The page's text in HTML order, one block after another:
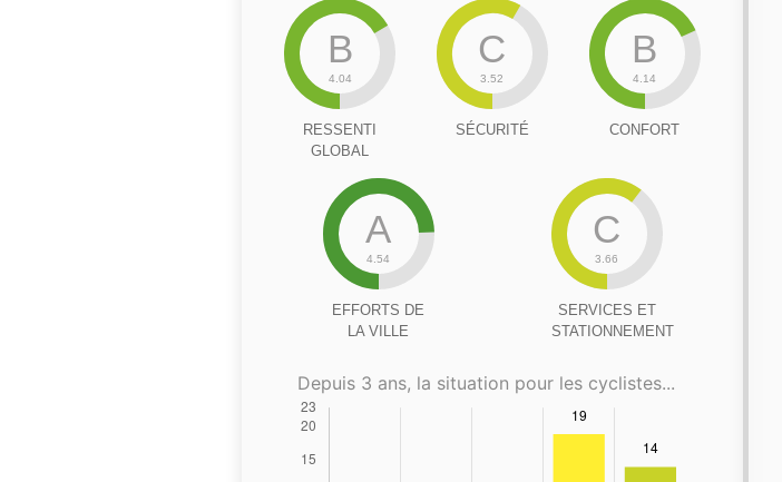
B
4.04
RESSENTI
GLOBAL
C
3.52
SÉCURITÉ
B
4.14
CONFORT
A
4.54
EFFORTS DE
LA VILLE
C
3.66
SERVICES ET
STATIONNEMENT
Depuis 3 ans, la situation pour les cyclistes...